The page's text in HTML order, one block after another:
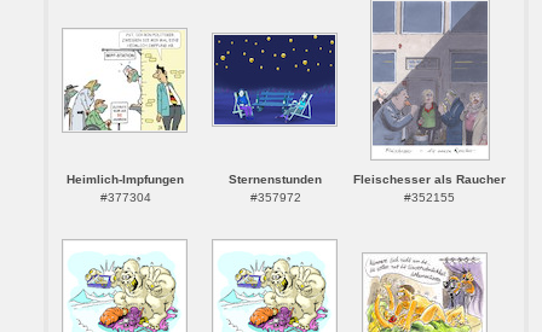
Heimlich-Impfungen
#377304
Sternenstunden
#357972
Fleischesser als Raucher
#352155